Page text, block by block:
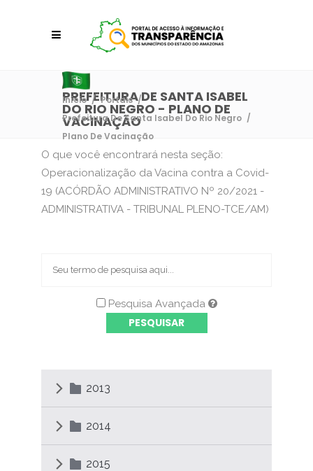
PREFEITURA DE SANTA ISABEL
DO RIO NEGRO - PLANO DE
VACINAÇÃO
Início / Portais /
Prefeitura De Santa Isabel Do Rio Negro /
Plano De Vacinação
O que você encontrará nesta seção:
Operacionalização da Vacina contra a Covid-
19 (ACÓRDÃO ADMINISTRATIVO Nº 20/2021 -
ADMINISTRATIVA - TRIBUNAL PLENO-TCE/AM)
Pesquisa Avançada
2013
2014
2015